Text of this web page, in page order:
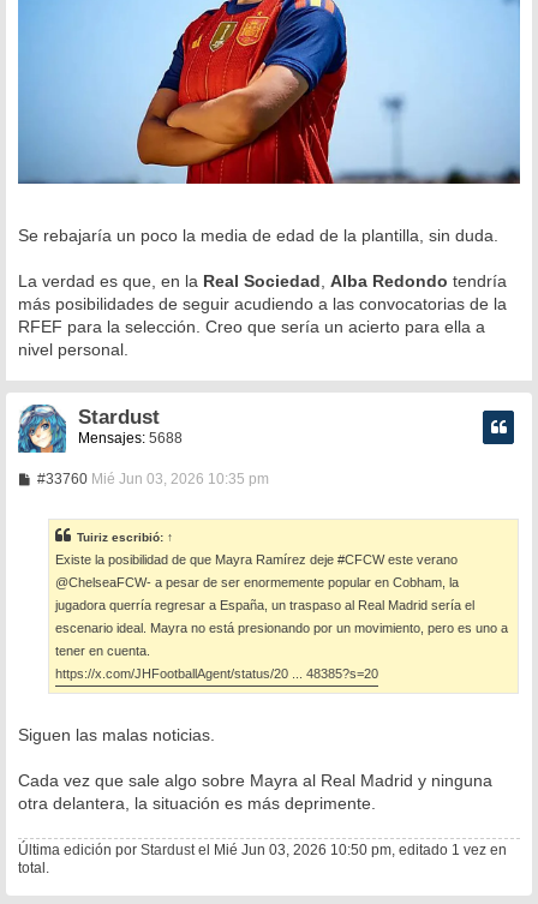
Se rebajaría un poco la media de edad de la plantilla, sin duda.
La verdad es que, en la Real Sociedad Alba Redondo tendría
más posibilidades de seguir acudiendo a las convocatorias de la
RFEF para la selección. Creo que sería un acierto para ella a
nivel personal.
Stardust
Mensajes: 5688
#33760M
a
j
e
Mié Jun 03, 2026 10:35 pm
Tuiriz escribió: ↑
Existe la posibilidad de que Mayra Ramírez deje #CFCW este verano
@ChelseaFCW- a pesar de ser enormemente popular en Cobham, la
jugadora querría regresar a España, un traspaso al Real Madrid sería el
escenario ideal. Mayra no está presionando por un movimiento, pero es uno a
tener en cuenta.
https://x.com/JHFootballAgent/status/20 ... 48385?s=20
Siguen las malas noticias.
Cada vez que sale algo sobre Mayra al Real Madrid y ninguna
otra delantera, la situación es más deprimente.
Última edición por Stardustel Mié Jun 03, 2026 10:50 pm, editado 1 vez en
total.